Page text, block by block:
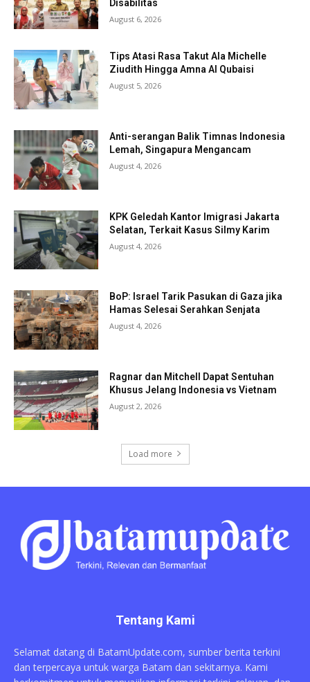
Disabilitas
August 6, 2026
Tips Atasi Rasa Takut Ala Michelle
Ziudith Hingga Amna Al Qubaisi
August 5, 2026
Anti-serangan Balik Timnas Indonesia
Lemah, Singapura Mengancam
August 4, 2026
KPK Geledah Kantor Imigrasi Jakarta
Selatan, Terkait Kasus Silmy Karim
August 4, 2026
BoP: Israel Tarik Pasukan di Gaza jika
Hamas Selesai Serahkan Senjata
August 4, 2026
Ragnar dan Mitchell Dapat Sentuhan
Khusus Jelang Indonesia vs Vietnam
August 2, 2026
Load more
Tentang Kami
Selamat datang di BatamUpdate.com, sumber berita terkini
dan terpercaya untuk warga Batam dan sekitarnya. Kami